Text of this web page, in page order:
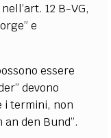
12 B-VG,
e
essere
devono
i termini, non
den Bund”.